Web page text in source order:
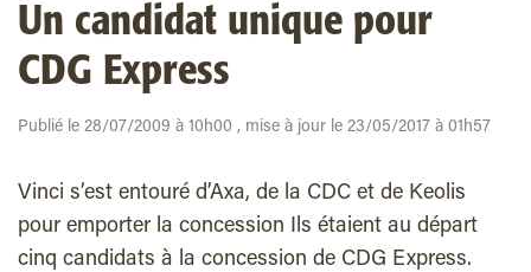
Un candidat unique pour
CDG Express
Publié le 28/07/2009 à 10h00 , mise à jour le 23/05/2017 à 01h57
Vinci s’est entouré d’Axa, de la CDC et de Keolis
pour emporter la concession Ils étaient au départ
cinq candidats à la concession de CDG Express.